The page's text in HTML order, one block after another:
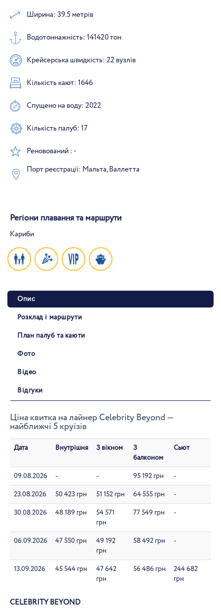
Ширина: 39.5 метрів
Водотоннажність: 141420 тон
Крейсерська швидкість: 22 вузлів
Кількість кают: 1646
Спущено на воду: 2022
Кількість палуб: 17
Реновований : -
Порт реєстрації: Мальта, Валлетта
Регіони плавання та маршрути
Кариби
Опис
Розклад і маршрути
План палуб та каюти
Фото
Відео
Відгуки
Ціна квитка на лайнер Celebrity Beyond —
найближчі 5 круїзів
Дата Внутрішня З вікном
З
балконом
Сьют
09.08.2026 - - 95 192 грн
-
23.08.2026
50 423 грн 51 152 грн 64 555 грн
-
30.08.2026
48 189 грн
54 571
грн
77 549 грн -
06.09.2026 47 550 грн
49 192
грн
58 492 грн -
13.09.2026 45 544 грн
47 642
грн
56 486 грн
244 682
грн
CELEBRITY BEYOND